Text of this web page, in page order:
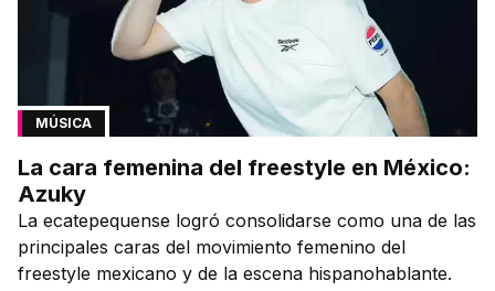
MÚSICA
La cara femenina del freestyle en México:
Azuky
La ecatepequense logró consolidarse como una de las
principales caras del movimiento femenino del
freestyle mexicano y de la escena hispanohablante.